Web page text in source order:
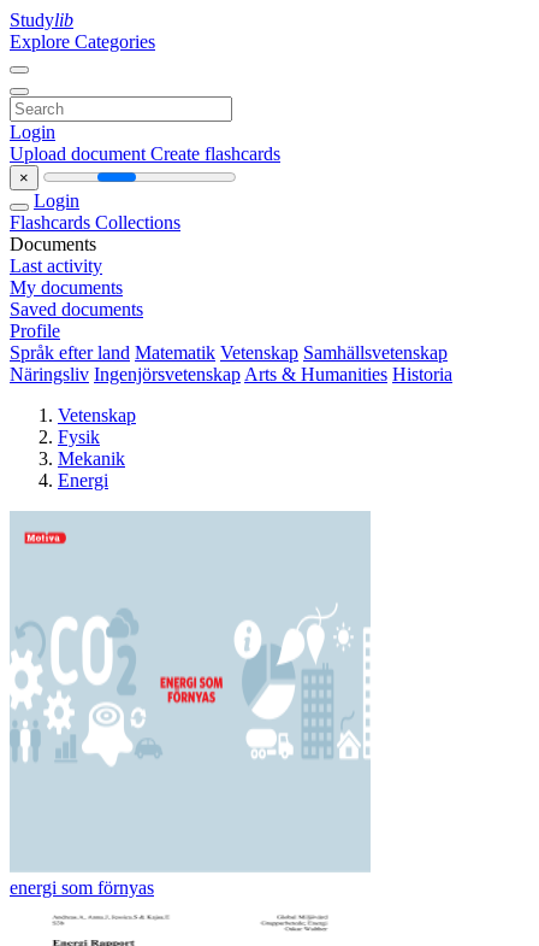
Studylib
Explore Categories
Login
Upload document Create flashcards
×
Login
Flashcards Collections
Documents
Last activity
My documents
Saved documents
Profile
Språk efter land Matematik Vetenskap Samhällsvetenskap
Näringsliv Ingenjörsvetenskap Arts & Humanities Historia
Vetenskap
Fysik
Mekanik
Energi
energi som förnyas